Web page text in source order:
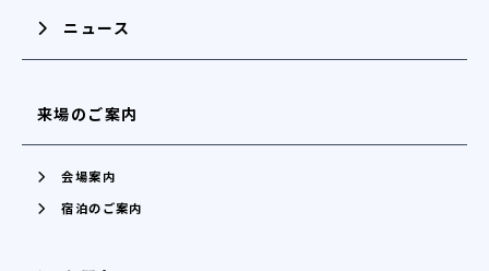
ニュース
来場のご案内
会場案内
宿泊のご案内